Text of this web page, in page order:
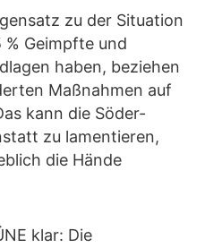
zu der Situation
Geimpfte und
haben, beziehen
Maßnahmen auf
kann die Söder-
zu lamentieren,
die Hände
klar: Die